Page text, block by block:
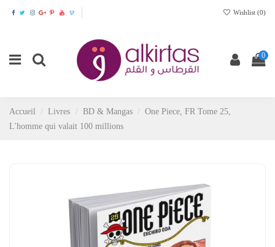
Wishlist (0)
0
Accueil Livres BD & Mangas
One Piece, FR Tome 25,
L'homme qui valait 100 millions